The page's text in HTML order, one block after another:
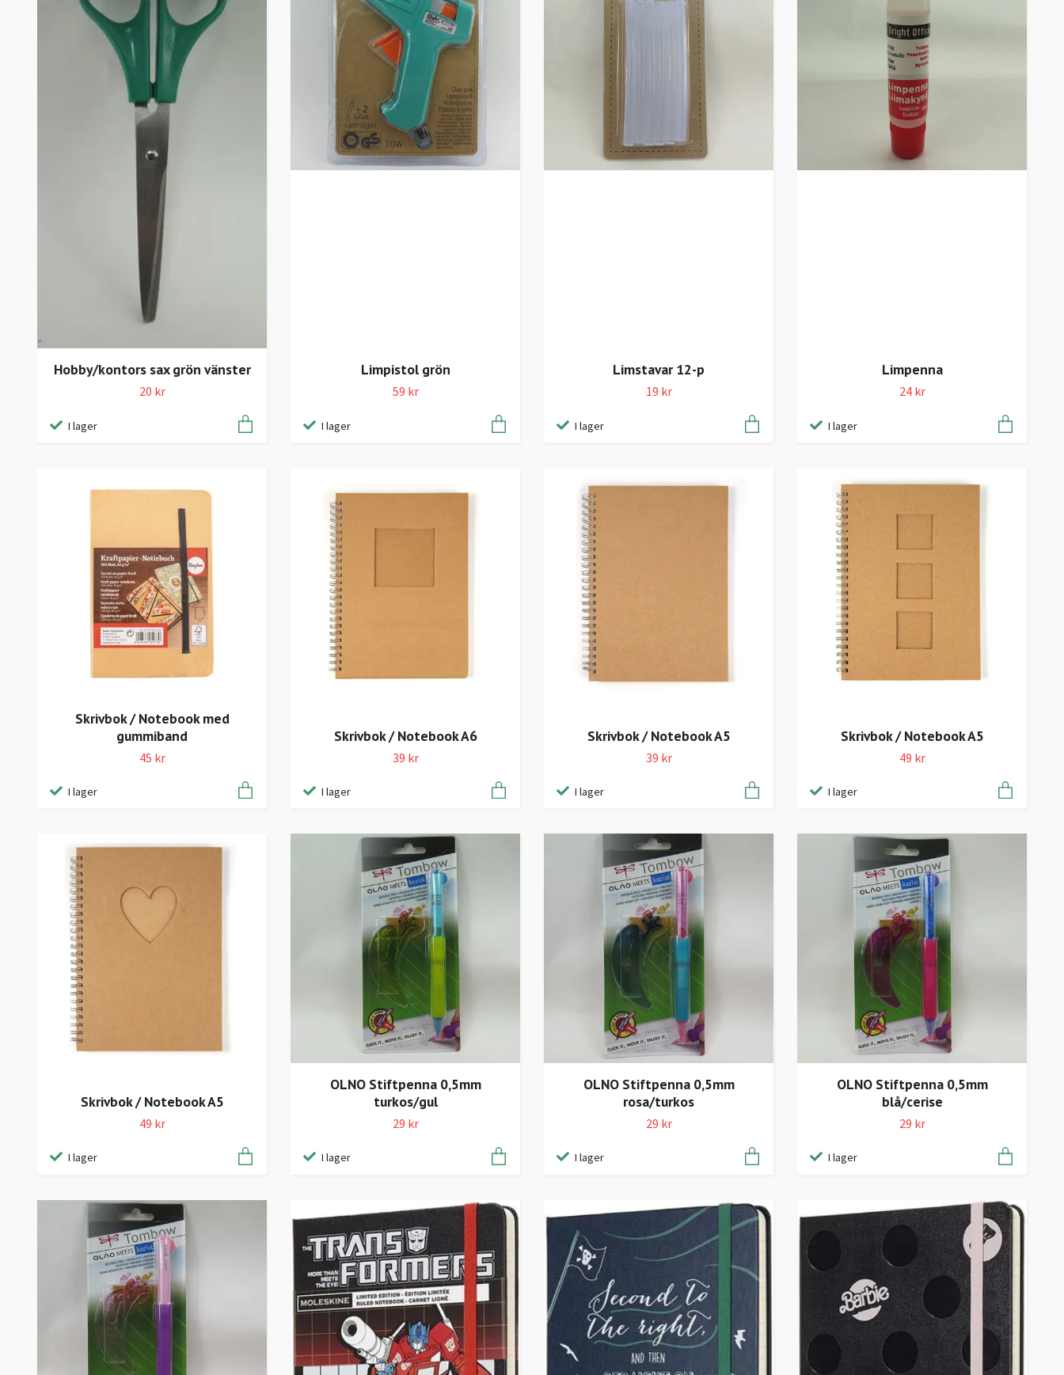
Hobby/kontors sax grön vänster
20 kr
I lager
Limpistol grön
59 kr
I lager
Limstavar 12-p
19 kr
I lager
Limpenna
24 kr
I lager
Skrivbok / Notebook med
gummiband
45 kr
I lager
Skrivbok / Notebook A6
39 kr
I lager
Skrivbok / Notebook A5
39 kr
I lager
Skrivbok / Notebook A5
49 kr
I lager
Skrivbok / Notebook A5
49 kr
I lager
OLNO Stiftpenna 0,5mm
turkos/gul
29 kr
I lager
OLNO Stiftpenna 0,5mm
rosa/turkos
29 kr
I lager
OLNO Stiftpenna 0,5mm
blå/cerise
29 kr
I lager